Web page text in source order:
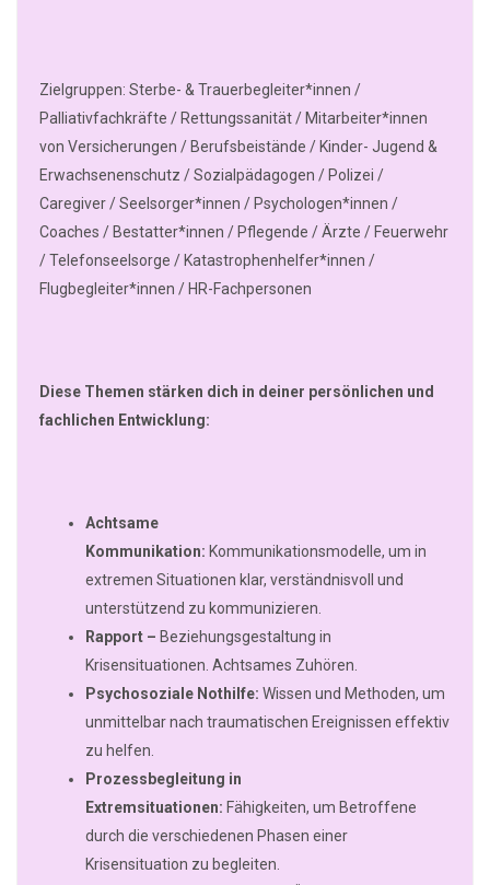
Zielgruppen: Sterbe- & Trauerbegleiter*innen /
Palliativfachkräfte / Rettungssanität / Mitarbeiter*innen
von Versicherungen / Berufsbeistände / Kinder- Jugend &
Erwachsenenschutz / Sozialpädagogen / Polizei /
Caregiver / Seelsorger*innen / Psychologen*innen /
Coaches / Bestatter*innen / Pflegende / Ärzte / Feuerwehr
/ Telefonseelsorge / Katastrophenhelfer*innen /
Flugbegleiter*innen / HR-Fachpersonen
Diese Themen stärken dich in deiner persönlichen und
fachlichen Entwicklung:
Achtsame
Kommunikation: Kommunikationsmodelle, um in
extremen Situationen klar, verständnisvoll und
unterstützend zu kommunizieren.
Rapport – Beziehungsgestaltung in
Krisensituationen. Achtsames Zuhören.
Psychosoziale Nothilfe: Wissen und Methoden, um
unmittelbar nach traumatischen Ereignissen effektiv
zu helfen.
Prozessbegleitung in
Extremsituationen: Fähigkeiten, um Betroffene
durch die verschiedenen Phasen einer
Krisensituation zu begleiten.